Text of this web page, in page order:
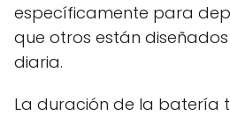
específicamente para
que otros están
diaria.
La duración de la batería